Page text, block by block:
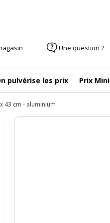
Une question ?
pulvérise les prix Prix Mini
43 cm - aluminium